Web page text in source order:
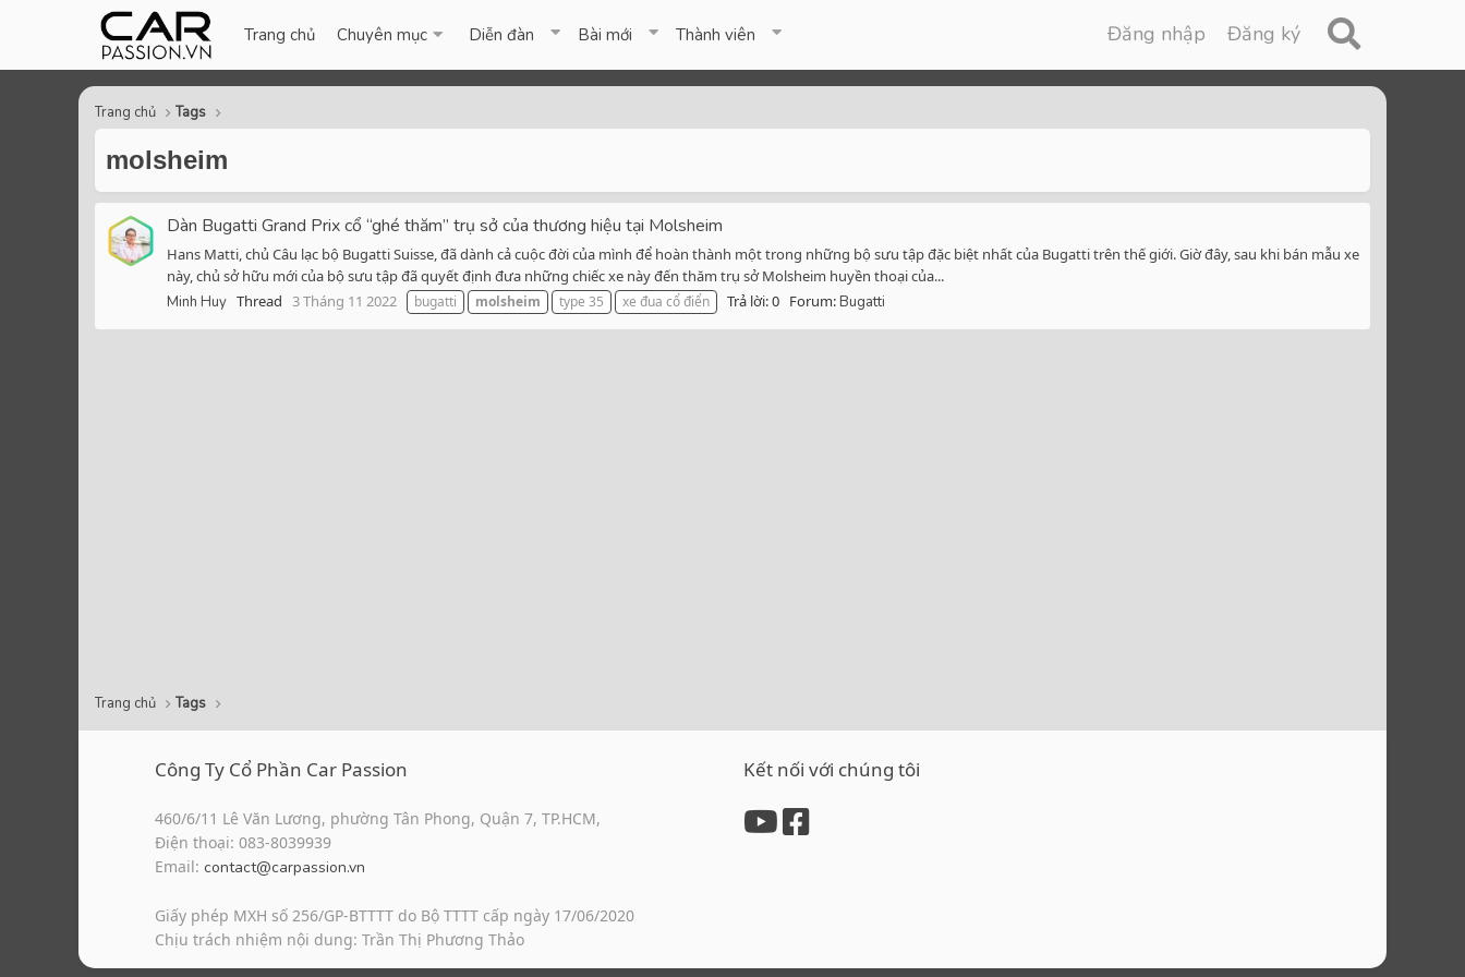
Trang chủ Chuyên mục Diễn đàn Bài mới Thành viên Đăng nhập Đăng ký
Trang chủ Tags
molsheim
Dàn Bugatti Grand Prix cổ “ghé thăm” trụ sở của thương hiệu tại Molsheim
Hans Matti, chủ Câu lạc bộ Bugatti Suisse, đã dành cả cuộc đời của mình để hoàn thành một trong những bộ sưu tập đặc biệt nhất của Bugatti trên thế giới. Giờ đây, sau khi bán mẫu xe
này, chủ sở hữu mới của bộ sưu tập đã quyết định đưa những chiếc xe này đến thăm trụ sở Molsheim huyền thoại của...
Minh Huy Thread 3 Tháng 11 2022 bugatti molsheim type 35 xe đua cổ điển Trả lời: 0 Forum:Bugatti
Trang chủ Tags
Công Ty Cổ Phần Car Passion
460/6/11 Lê Văn Lương, phường Tân Phong, Quận 7, TP.HCM,
Điện thoại: 083-8039939
Email: contact@carpassion.vn
Giấy phép MXH số 256/GP-BTTTT do Bộ TTTT cấp ngày 17/06/2020
Chịu trách nhiệm nội dung: Trần Thị Phương Thảo
Kết nối với chúng tôi